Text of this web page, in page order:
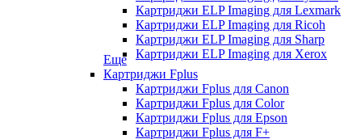
Картриджи ELP Imaging для Lexmark
Картриджи ELP Imaging для Ricoh
Картриджи ELP Imaging для Sharp
Картриджи ELP Imaging для Xerox
Еще
Картриджи Fplus
Картриджи Fplus для Canon
Картриджи Fplus для Color
Картриджи Fplus для Epson
Картриджи Fplus для F+